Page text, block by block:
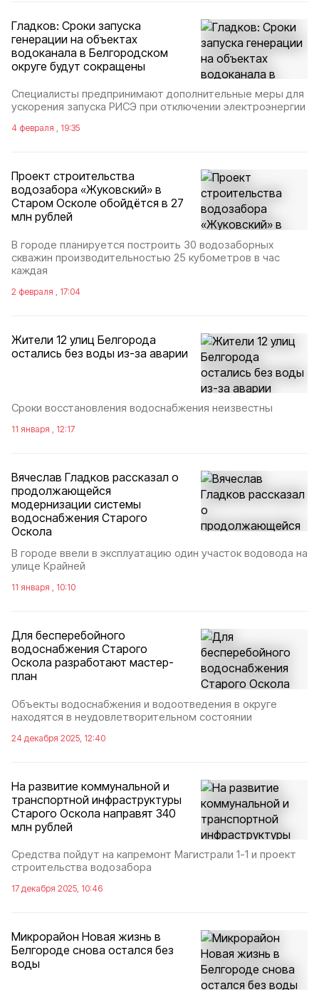
Гладков: Сроки запуска
генерации на объектах
водоканала в Белгородском
округе будут сокращены
Специалисты предпринимают дополнительные меры для
ускорения запуска РИСЭ при отключении электроэнергии
4 февраля , 19:35
Проект строительства
водозабора «Жуковский» в
Старом Осколе обойдётся в 27
млн рублей
В городе планируется построить 30 водозаборных
скважин производительностью 25 кубометров в час
каждая
2 февраля , 17:04
Жители 12 улиц Белгорода
остались без воды из-за аварии
Сроки восстановления водоснабжения неизвестны
11 января , 12:17
Вячеслав Гладков рассказал о
продолжающейся
модернизации системы
водоснабжения Старого
Оскола
В городе ввели в эксплуатацию один участок водовода на
улице Крайней
11 января , 10:10
Для бесперебойного
водоснабжения Старого
Оскола разработают мастер-
план
Объекты водоснабжения и водоотведения в округе
находятся в неудовлетворительном состоянии
24 декабря 2025, 12:40
На развитие коммунальной и
транспортной инфраструктуры
Старого Оскола направят 340
млн рублей
Средства пойдут на капремонт Магистрали 1-1 и проект
строительства водозабора
17 декабря 2025, 10:46
Микрорайон Новая жизнь в
Белгороде снова остался без
воды